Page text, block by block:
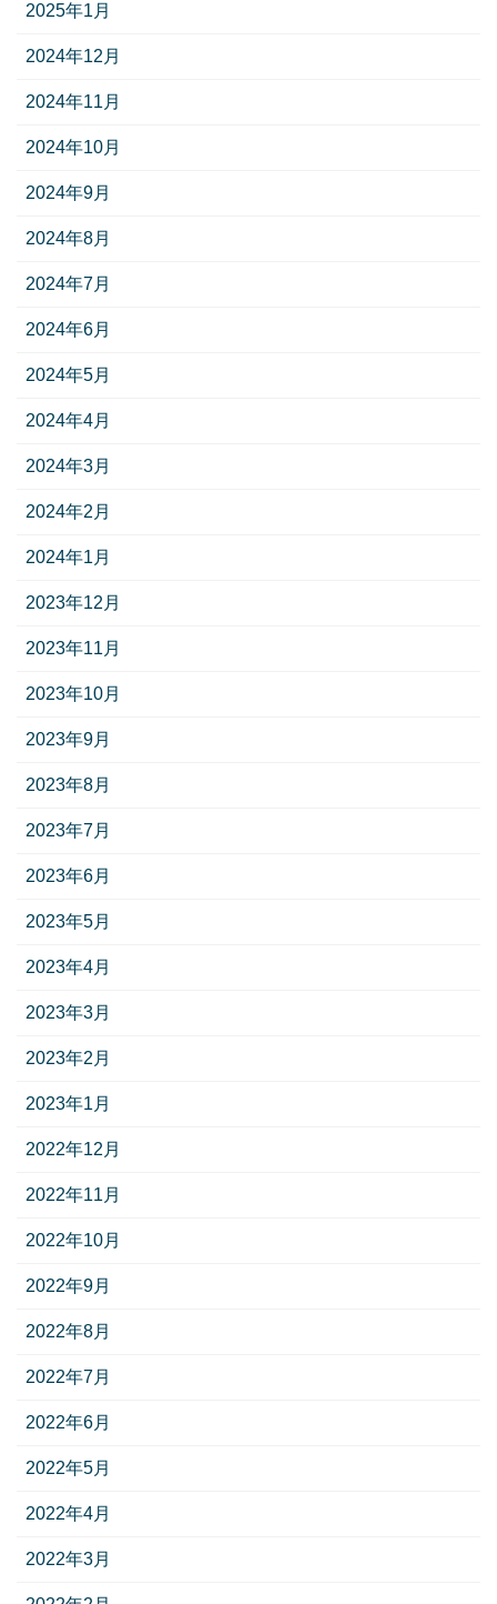
2025年1月
2024年12月
2024年11月
2024年10月
2024年9月
2024年8月
2024年7月
2024年6月
2024年5月
2024年4月
2024年3月
2024年2月
2024年1月
2023年12月
2023年11月
2023年10月
2023年9月
2023年8月
2023年7月
2023年6月
2023年5月
2023年4月
2023年3月
2023年2月
2023年1月
2022年12月
2022年11月
2022年10月
2022年9月
2022年8月
2022年7月
2022年6月
2022年5月
2022年4月
2022年3月